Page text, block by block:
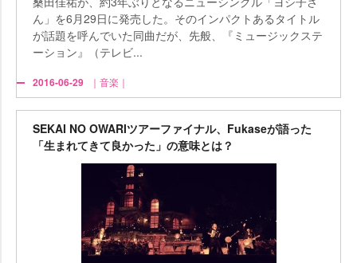
ん」を6月29日に発売した。そのインパクトあるタイトル
が話題を呼んでいた同曲だが、先般、『ミュージックステ
ーション』（テレビ...
2016-06-29 ｜音楽｜
SEKAI NO OWARIツアーファイナル、Fukaseが語った
「生まれてきて良かった」の意味とは？